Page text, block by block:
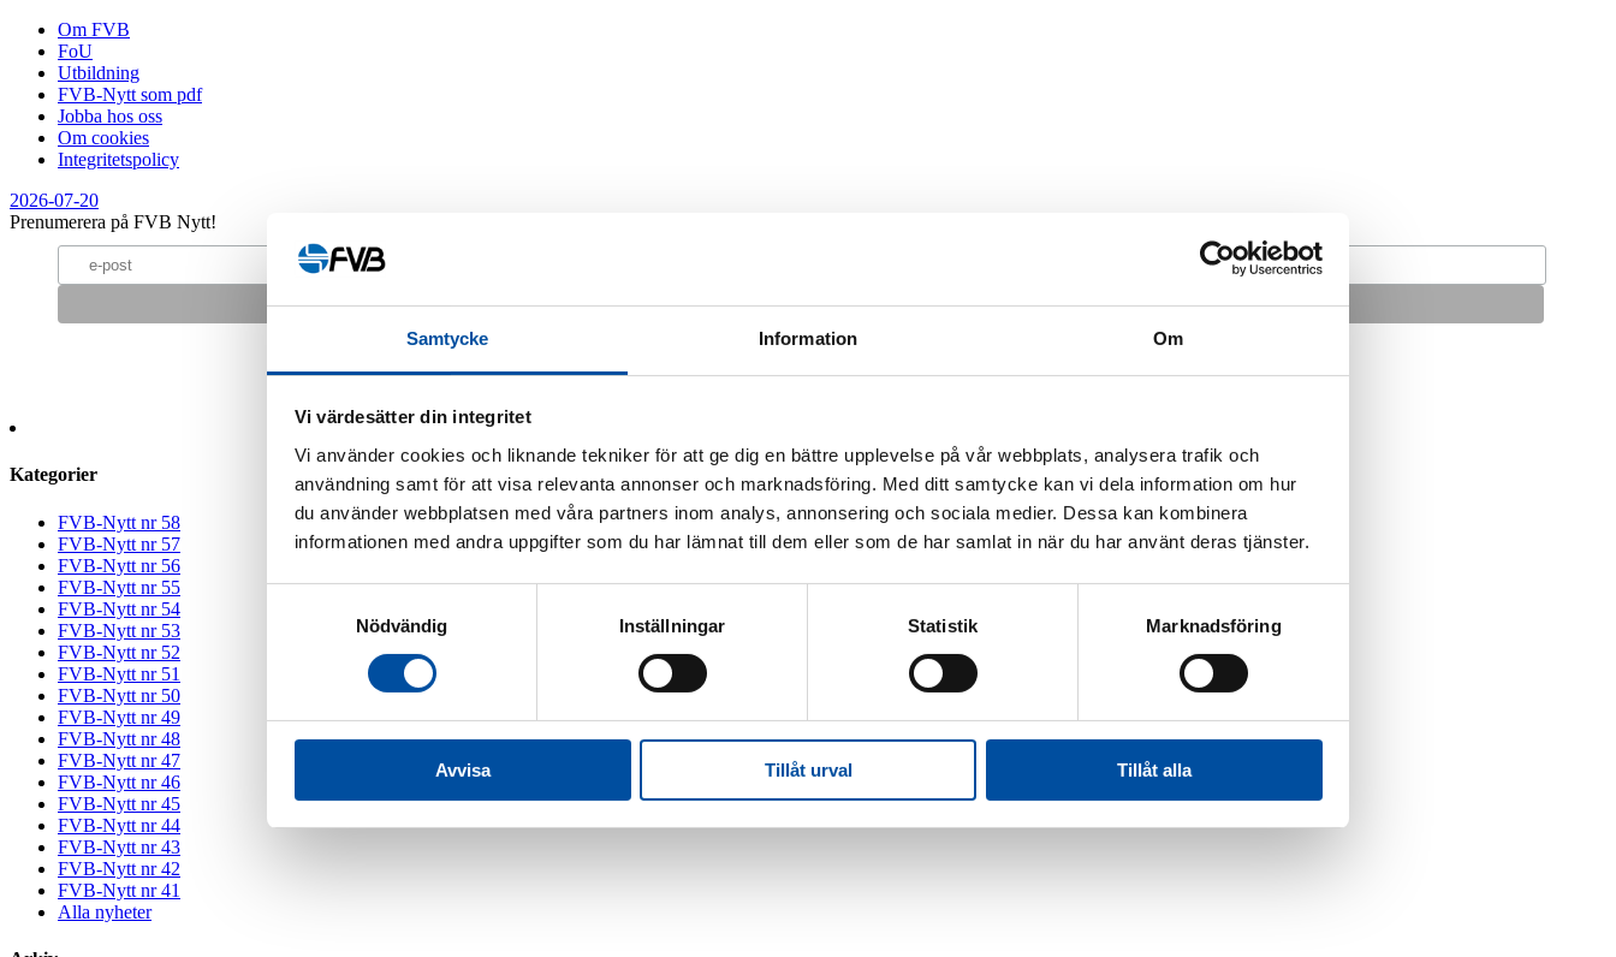
Samtycke Information Om
Vi värdesätter din integritet
Vi använder cookies och liknande tekniker för att ge dig en bättre upplevelse på vår webbplats, analysera trafik och
användning samt för att visa relevanta annonser och marknadsföring. Med ditt samtycke kan vi dela information om hur
du använder webbplatsen med våra partners inom analys, annonsering och sociala medier. Dessa kan kombinera
informationen med andra uppgifter som du har lämnat till dem eller som de har samlat in när du har använt deras tjänster.
Nödvändig
Inställningar Statistik Marknadsföring
Avvisa Tillåt urval Tillåt alla
Om FVB
FoU
Utbildning
FVB-Nytt som pdf
Jobba hos oss
Om cookies
Integritetspolicy
2026-07-20
Prenumerera på FVB Nytt!
Kategorier
FVB-Nytt nr 58
FVB-Nytt nr 57
FVB-Nytt nr 56
FVB-Nytt nr 55
FVB-Nytt nr 54
FVB-Nytt nr 53
FVB-Nytt nr 52
FVB-Nytt nr 51
FVB-Nytt nr 50
FVB-Nytt nr 49
FVB-Nytt nr 48
FVB-Nytt nr 47
FVB-Nytt nr 46
FVB-Nytt nr 45
FVB-Nytt nr 44
FVB-Nytt nr 43
FVB-Nytt nr 42
FVB-Nytt nr 41
Alla nyheter